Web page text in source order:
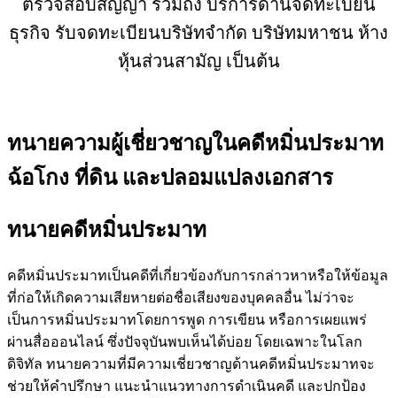
ตรวจสอบสัญญา รวมถึง บริการด้านจดทะเบียน
ธุรกิจ รับจดทะเบียนบริษัทจำกัด บริษัทมหาชน ห้าง
หุ้นส่วนสามัญ เป็นต้น
ทนายความผู้เชี่ยวชาญในคดีหมิ่นประมาท
ฉ้อโกง ที่ดิน และปลอมแปลงเอกสาร
ทนายคดีหมิ่นประมาท
คดีหมิ่นประมาทเป็นคดีที่เกี่ยวข้องกับการกล่าวหาหรือให้ข้อมูล
ที่ก่อให้เกิดความเสียหายต่อชื่อเสียงของบุคคลอื่น ไม่ว่าจะ
เป็นการหมิ่นประมาทโดยการพูด การเขียน หรือการเผยแพร่
ผ่านสื่อออนไลน์ ซึ่งปัจจุบันพบเห็นได้บ่อย โดยเฉพาะในโลก
ดิจิทัล ทนายความที่มีความเชี่ยวชาญด้านคดีหมิ่นประมาทจะ
ช่วยให้คำปรึกษา แนะนำแนวทางการดำเนินคดี และปกป้อง